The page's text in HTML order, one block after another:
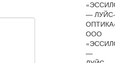
ООО
—